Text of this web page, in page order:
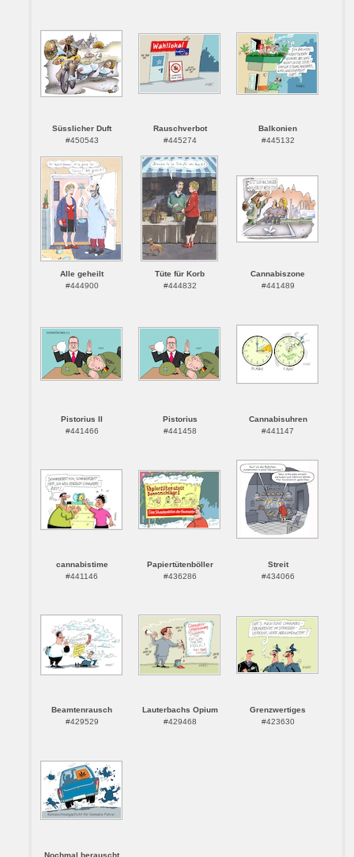
Süsslicher Duft
#450543
Rauschverbot
#445274
Balkonien
#445132
Alle geheilt
#444900
Tüte für Korb
#444832
Cannabiszone
#441489
Pistorius II
#441466
Pistorius
#441458
Cannabisuhren
#441147
cannabistime
#441146
Papiertütenböller
#436286
Streit
#434066
Beamtenrausch
#429529
Lauterbachs Opium
#429468
Grenzwertiges
#423630
Nochmal berauscht